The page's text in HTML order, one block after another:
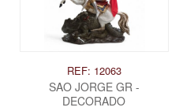
REF: 12063
SAO JORGE GR -
DECORADO